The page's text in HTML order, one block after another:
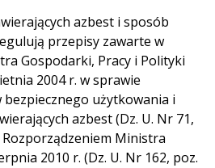
azbest i sposób
przepisy zawarte w
Gospodarki, Pracy i Polityki
2004 r. w sprawie
użytkowania i
azbest (Dz. U. Nr 71,
Ministra
2010 r. (Dz. U. Nr 162, poz.